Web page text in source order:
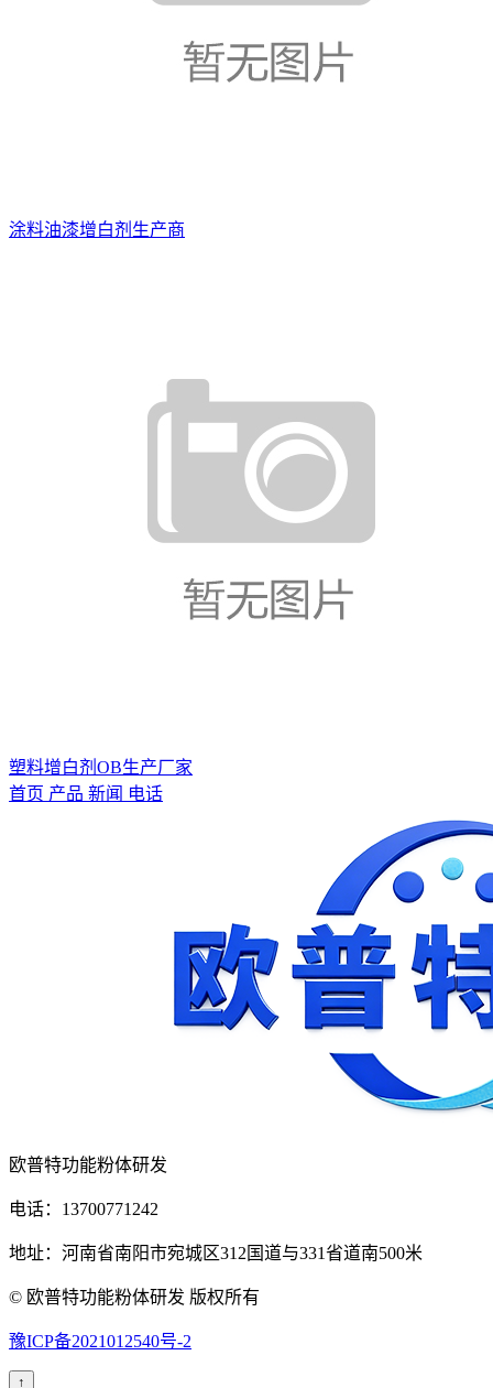
涂料油漆增白剂生产商
塑料增白剂OB生产厂家
首页 产品 新闻 电话
欧普特功能粉体研发
电话：13700771242
地址：河南省南阳市宛城区312国道与331省道南500米
© 欧普特功能粉体研发 版权所有
豫ICP备2021012540号-2
↑